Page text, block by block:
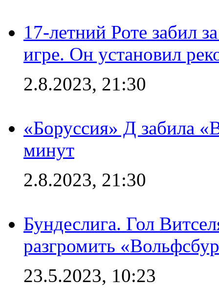
17-летний Роте забил
игре. Он установил
2.8.2023, 21:30
«Боруссия» Д забила
минут
2.8.2023, 21:30
Бундеслига. Гол
разгромить
23.5.2023, 10:23